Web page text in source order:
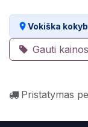
Vokiška
Gauti
Pristatymas